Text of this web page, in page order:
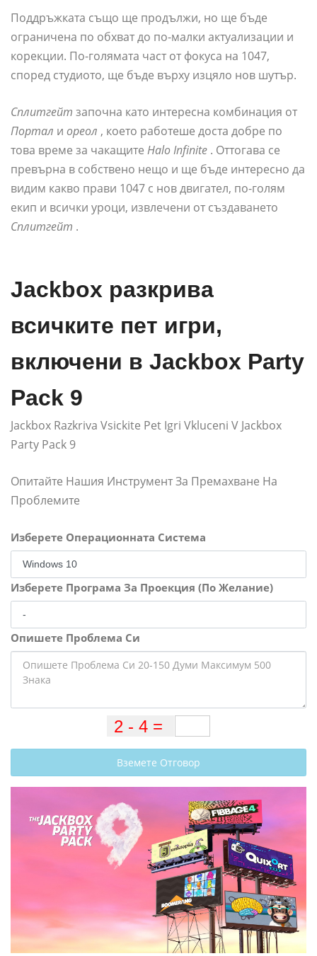
Поддръжката също ще продължи, но ще бъде
ограничена по обхват до по-малки актуализации и
корекции. По-голямата част от фокуса на 1047,
според студиото, ще бъде върху изцяло нов шутър.
Сплитгейт започна като интересна комбинация от
Портал и ореол , което работеше доста добре по
това време за чакащите Halo Infinite . Оттогава се
превърна в собствено нещо и ще бъде интересно да
видим какво прави 1047 с нов двигател, по-голям
екип и всички уроци, извлечени от създаването
Сплитгейт .
Jackbox разкрива
всичките пет игри,
включени в Jackbox Party
Pack 9
Jackbox Razkriva Vsickite Pet Igri Vkluceni V Jackbox
Party Pack 9
Опитайте Нашия Инструмент За Премахване На
Проблемите
Изберете Операционната Система
Изберете Програма За Проекция (По Желание)
Опишете Проблема Си
Вземете Отговор